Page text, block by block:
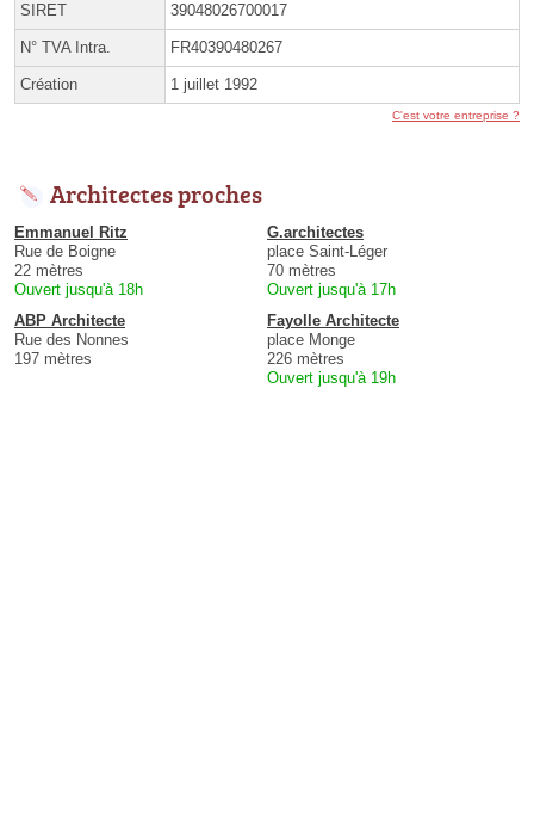
SIRET 39048026700017
N° TVA Intra. FR40390480267
Création 1 juillet 1992
C'est votre entreprise ?
Architectes proches
Emmanuel Ritz
Rue de Boigne
22 mètres
Ouvert jusqu'à 18h
G.architectes
place Saint-Léger
70 mètres
Ouvert jusqu'à 17h
ABP Architecte
Rue des Nonnes
197 mètres
Fayolle Architecte
place Monge
226 mètres
Ouvert jusqu'à 19h